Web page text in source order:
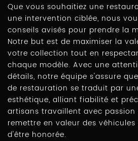
Que vous souhaitiez une
une intervention ciblée, nous
conseils avisés pour prendre la
Notre but est de maximiser la
votre collection tout en
chaque modèle. Avec une
détails, notre équipe s'assure
de restauration se traduit par
esthétique, alliant fiabilité et
artisans travaillent avec
remettre en valeur des
d'être honorée.